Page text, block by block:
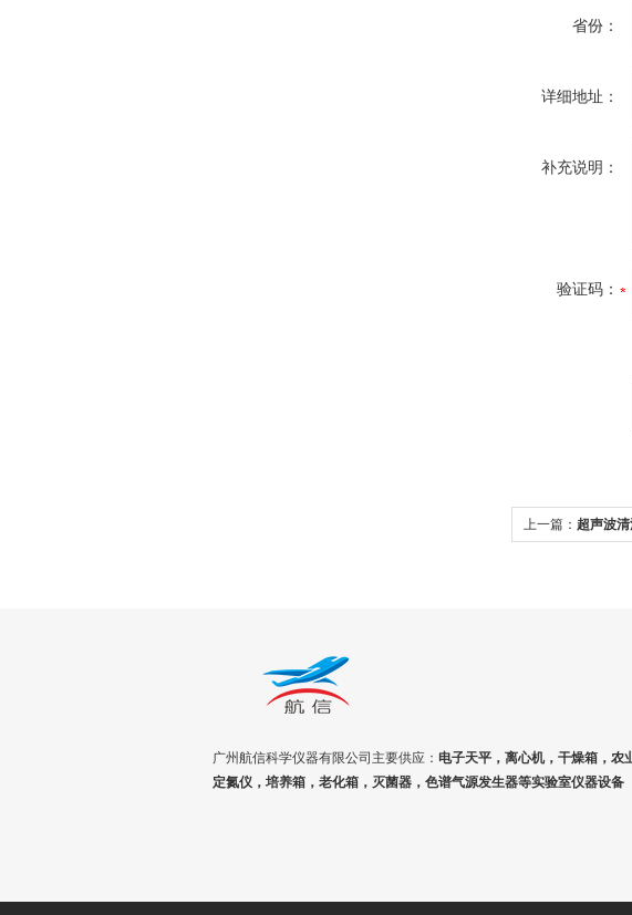
省份：
详细地址：
补充说明：
验证码：
上一篇： 超声波
广州航信科学仪器有限公司主要供应： 电子天平，离心机，干燥箱，农
定氮仪，培养箱，老化箱，灭菌器，色谱气源发生器等实验室仪器设备